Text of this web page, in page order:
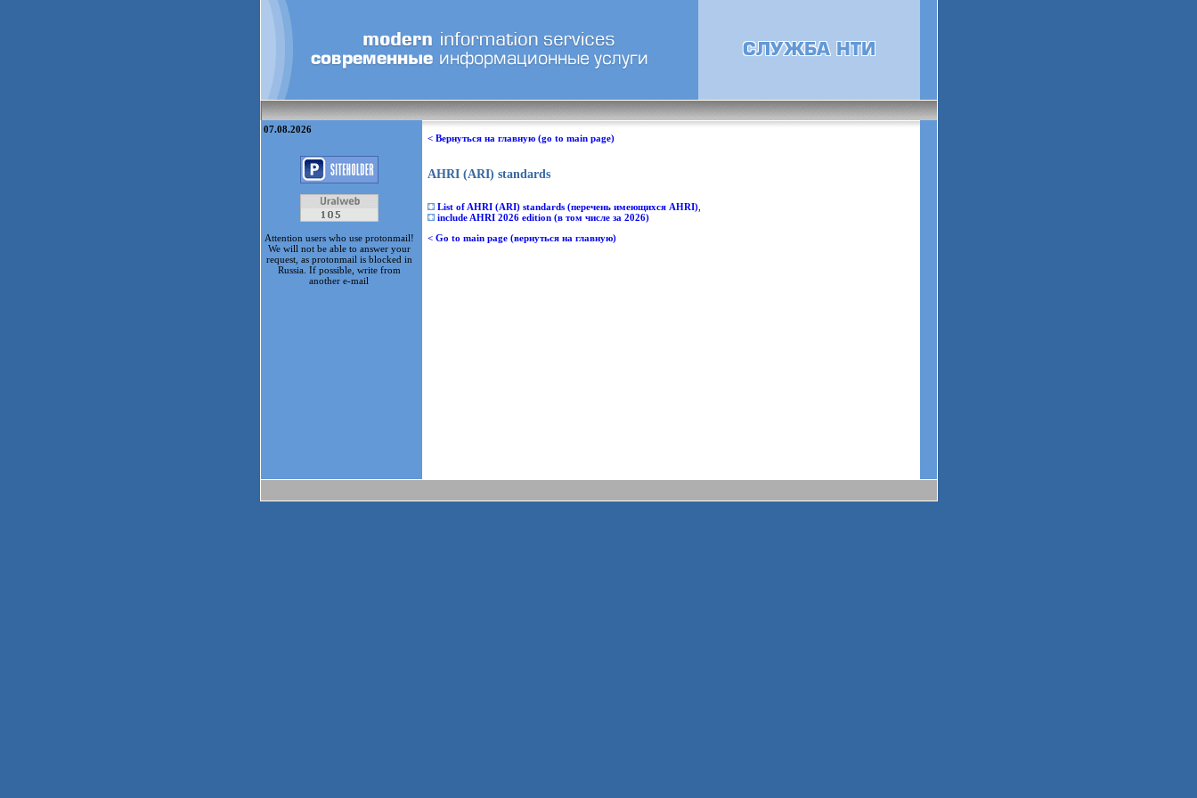
07.08.2026
Attention users who use protonmail!
We will not be able to answer your
request, as protonmail is blocked in
Russia. If possible, write from
another e-mail
< Вернуться на главную (go to main page)
AHRI (ARI) standards
List of AHRI (ARI) standards (перечень имеющихся AHRI),
include AHRI 2026 edition (в том числе за 2026)
< Go to main page (вернуться на главную)